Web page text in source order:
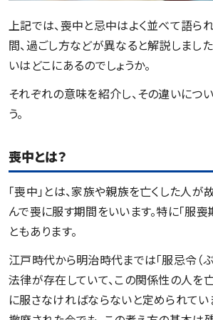
上記では、喪中と忌中はよく並べて語ら
間、過ごし方などが異なると解説しまし
いはどこにあるのでしょうか。
それぞれの意味を紹介し、その違いにつ
う。
喪中とは？
「喪中」とは、家族や親族を亡くした人が
んで喪に服す期間をいいます。特に「服喪
ともあります。
江戸時代から明治時代までは「服忌令（ぶ
法律が存在していて、この関係性の人を
に服さなければならないと定められてい